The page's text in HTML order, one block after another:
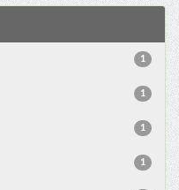
1
1
1
1